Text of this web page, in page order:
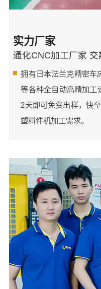
实力厂家
通化CNC加工厂家
拥有日本法兰克精密车
等各种全自动高精加工
2天即可免费出样，快
塑料件机加工需求。